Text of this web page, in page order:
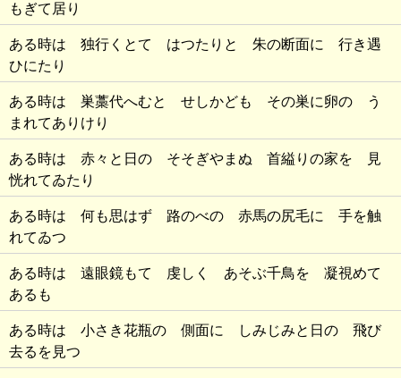
もぎて居り
ある時は 独行くとて はつたりと 朱の断面に 行き遇
ひにたり
ある時は 巣藁代へむと せしかども その巣に卵の う
まれてありけり
ある時は 赤々と日の そそぎやまぬ 首縊りの家を 見
恍れてゐたり
ある時は 何も思はず 路のべの 赤馬の尻毛に 手を触
れてゐつ
ある時は 遠眼鏡もて 虔しく あそぶ千鳥を 凝視めて
あるも
ある時は 小さき花瓶の 側面に しみじみと日の 飛び
去るを見つ